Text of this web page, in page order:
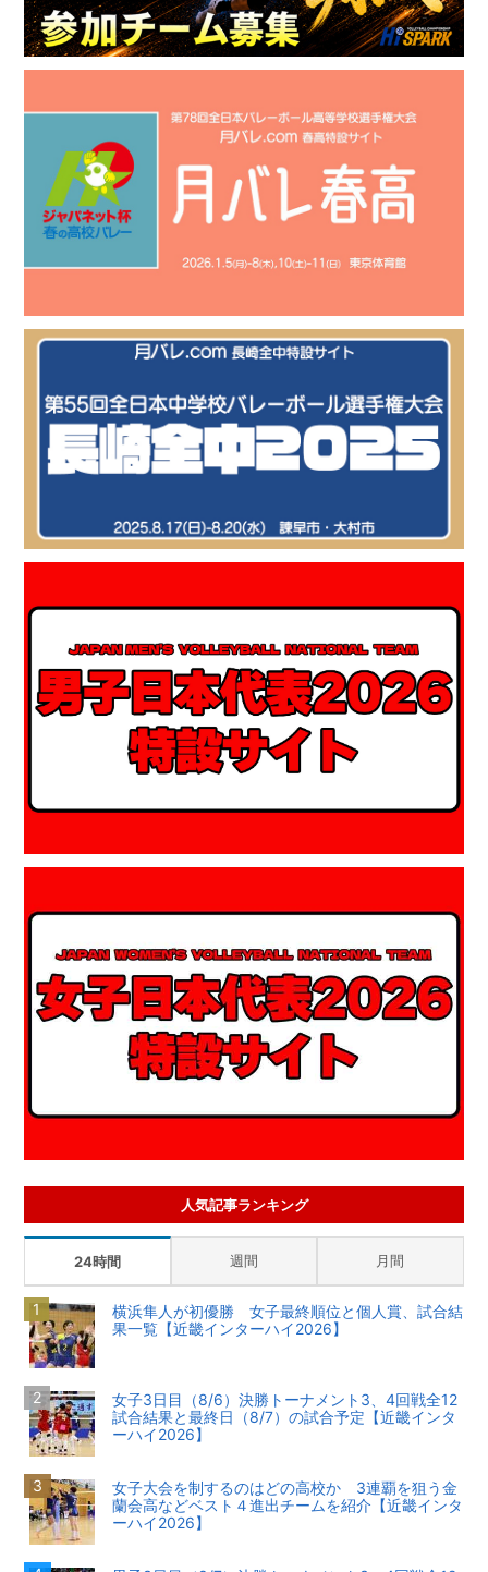
人気記事ランキング
24時間 週間 月間
横浜隼人が初優勝 女子最終順位と個人賞、試合結
果一覧【近畿インターハイ2026】
女子3日目（8/6）決勝トーナメント3、4回戦全12
試合結果と最終日（8/7）の試合予定【近畿インタ
ーハイ2026】
女子大会を制するのはどの高校か 3連覇を狙う金
蘭会高などベスト４進出チームを紹介【近畿インタ
ーハイ2026】